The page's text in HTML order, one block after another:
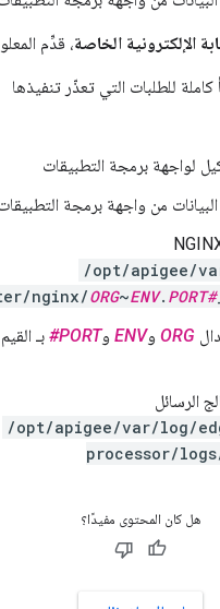
الإلكترونية الخاصة، قدِّم
للطلبات التي تعذّر تنفيذها
لواجهة برمجة التطبيقات
من واجهة برمجة
/opt/apigee/
nginx/ORG~ENV. PORT#
ORG وENV وPORT#
بـ القيم
الرسائل
/opt/apigee/var/log/
processor/
هل كان المحتوى مفيدًا؟